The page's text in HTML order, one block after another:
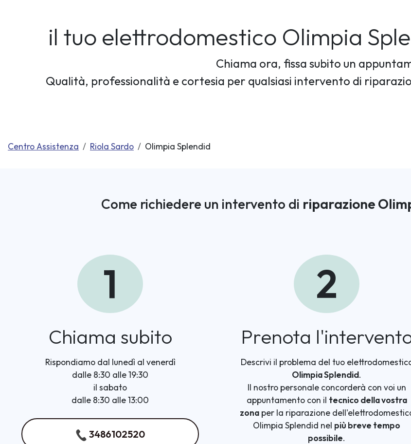
il tuo elettrodomestico Olimpia
Chiama ora, fissa subito un
Qualità, professionalità e cortesia per qualsiasi intervento di
Centro Assistenza Riola Sardo Olimpia Splendid
Come richiedere un intervento di riparazione
1
Chiama subito
Rispondiamo dal lunedì al venerdì
dalle 8:30 alle 19:30
il sabato
dalle 8:30 alle 13:00
3486102520
2
Prenota
Descrivi il problema del tuo
Olimpia Splendid.
Il nostro personale concorderà con voi un
appuntamento con il tecnico della vostra
zonaper la riparazione
Olimpia Splendid nel più breve tempo
possibile.